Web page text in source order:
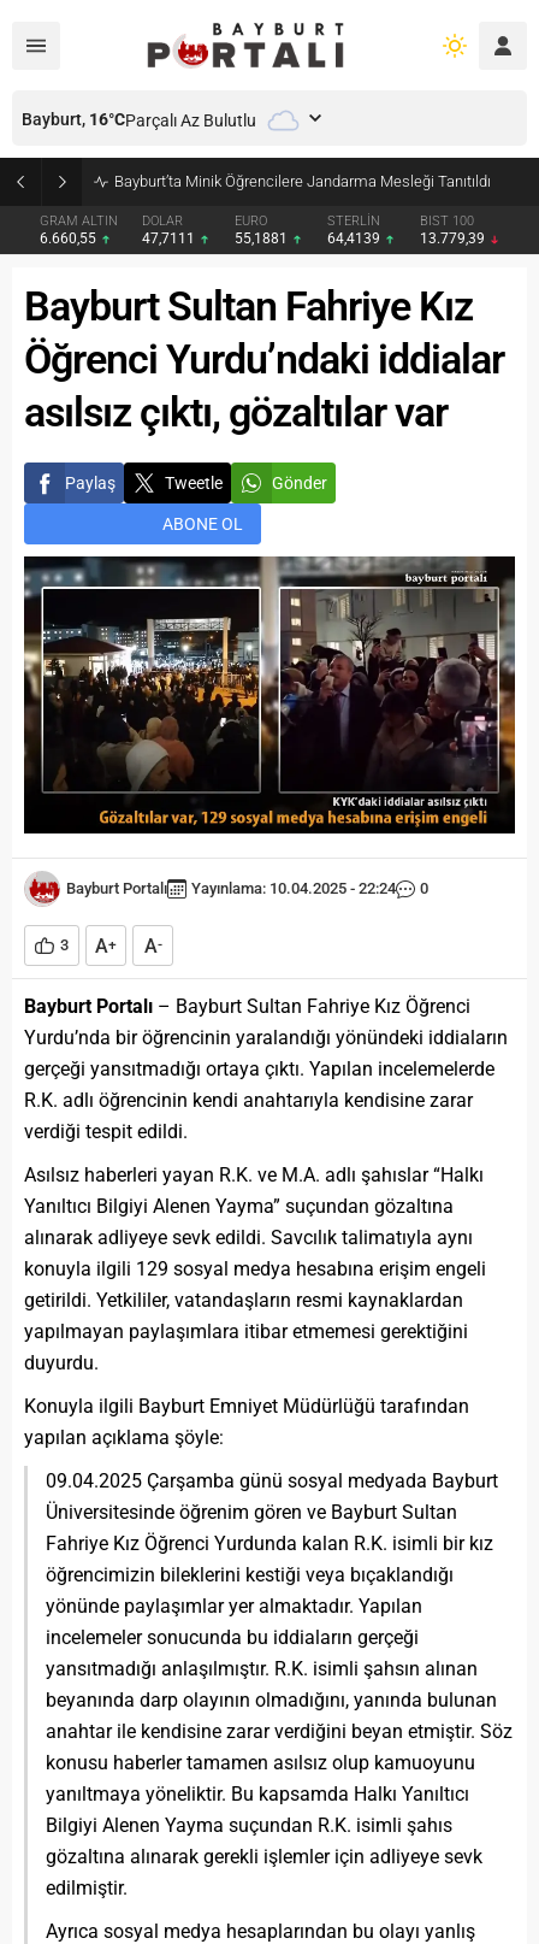
Bayburt’ta Minik Öğrencilere Jandarma Mesleği Tanıtıldı
GRAM ALTIN
6.660,55
DOLAR
47,7111
EURO
55,1881
STERLİN
64,4139
BIST 100
13.779,39
Bayburt, 16°CParçalı Az Bulutlu
Bayburt Sultan Fahriye Kız
Öğrenci Yurdu’ndaki iddialar
asılsız çıktı, gözaltılar var
Paylaş Tweetle Gönder
ABONE OL
Bayburt Portalı Yayınlama: 10.04.2025 - 22:24 0
3 A+ A-
Bayburt Portalı – Bayburt Sultan Fahriye Kız Öğrenci
Yurdu’nda bir öğrencinin yaralandığı yönündeki iddiaların
gerçeği yansıtmadığı ortaya çıktı. Yapılan incelemelerde
R.K. adlı öğrencinin kendi anahtarıyla kendisine zarar
verdiği tespit edildi.
Asılsız haberleri yayan R.K. ve M.A. adlı şahıslar “Halkı
Yanıltıcı Bilgiyi Alenen Yayma” suçundan gözaltına
alınarak adliyeye sevk edildi. Savcılık talimatıyla aynı
konuyla ilgili 129 sosyal medya hesabına erişim engeli
getirildi. Yetkililer, vatandaşların resmi kaynaklardan
yapılmayan paylaşımlara itibar etmemesi gerektiğini
duyurdu.
Konuyla ilgili Bayburt Emniyet Müdürlüğü tarafından
yapılan açıklama şöyle:
09.04.2025 Çarşamba günü sosyal medyada Bayburt
Üniversitesinde öğrenim gören ve Bayburt Sultan
Fahriye Kız Öğrenci Yurdunda kalan R.K. isimli bir kız
öğrencimizin bileklerini kestiği veya bıçaklandığı
yönünde paylaşımlar yer almaktadır. Yapılan
incelemeler sonucunda bu iddiaların gerçeği
yansıtmadığı anlaşılmıştır. R.K. isimli şahsın alınan
beyanında darp olayının olmadığını, yanında bulunan
anahtar ile kendisine zarar verdiğini beyan etmiştir. Söz
konusu haberler tamamen asılsız olup kamuoyunu
yanıltmaya yöneliktir. Bu kapsamda Halkı Yanıltıcı
Bilgiyi Alenen Yayma suçundan R.K. isimli şahıs
gözaltına alınarak gerekli işlemler için adliyeye sevk
edilmiştir.
Ayrıca sosyal medya hesaplarından bu olayı yanlış